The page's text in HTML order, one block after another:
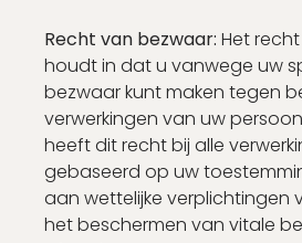
Recht van bezwaar: Het
houdt in dat u vanwege uw
bezwaar kunt maken tegen
verwerkingen van uw
heeft dit recht bij alle
gebaseerd op uw
aan wettelijke verplichtingen
het beschermen van vitale